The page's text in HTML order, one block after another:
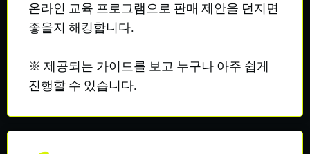
온라인 교육 프로그램으로 판매 제안을 던지면
좋을지 해킹합니다.
※ 제공되는 가이드를 보고 누구나 아주 쉽게
진행할 수 있습니다.